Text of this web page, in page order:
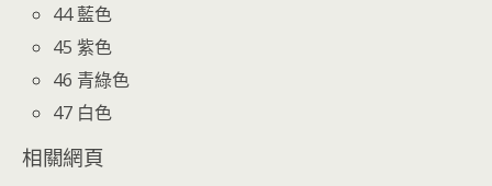
44 藍色
45 紫色
46 青綠色
47 白色
相關網頁